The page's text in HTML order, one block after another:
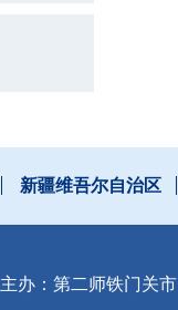
新疆维吾尔自治区
主办：第二师铁门关市